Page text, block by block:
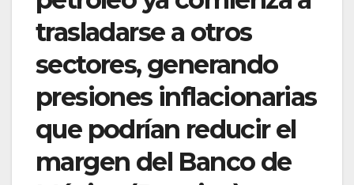
trasladarse a otros
sectores, generando
presiones inflacionarias
que podrían reducir el
margen del Banco de